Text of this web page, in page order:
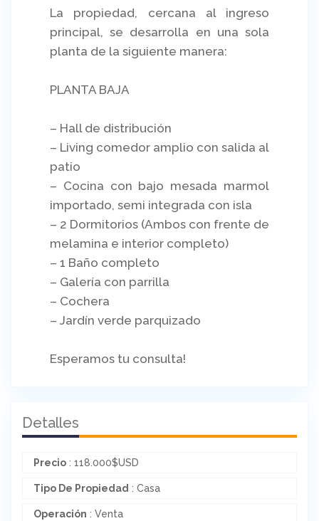
La propiedad, cercana al ingreso
principal, se desarrolla en una sola
planta de la siguiente manera:
PLANTA BAJA
– Hall de distribución
– Living comedor amplio con salida al
patio
– Cocina con bajo mesada marmol
importado, semi integrada con isla
– 2 Dormitorios (Ambos con frente de
melamina e interior completo)
– 1 Baño completo
– Galería con parrilla
– Cochera
– Jardín verde parquizado
Esperamos tu consulta!
Detalles
Precio : 118.000$USD
Tipo De Propiedad : Casa
Operación : Venta